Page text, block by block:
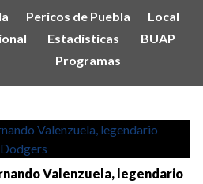
Pericos de Puebla
Local
Estadísticas
BUAP
Programas
Valenzuela, legendario